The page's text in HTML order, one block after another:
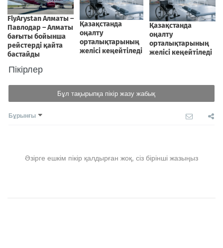
Пікірлер
Бұл тақырыпқа пікір жазу жабық
Бұрынғы
Әзірге ешкім пікір қалдырған жоқ, сіз бірінші жазыңыз